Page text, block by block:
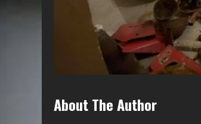
About The Author